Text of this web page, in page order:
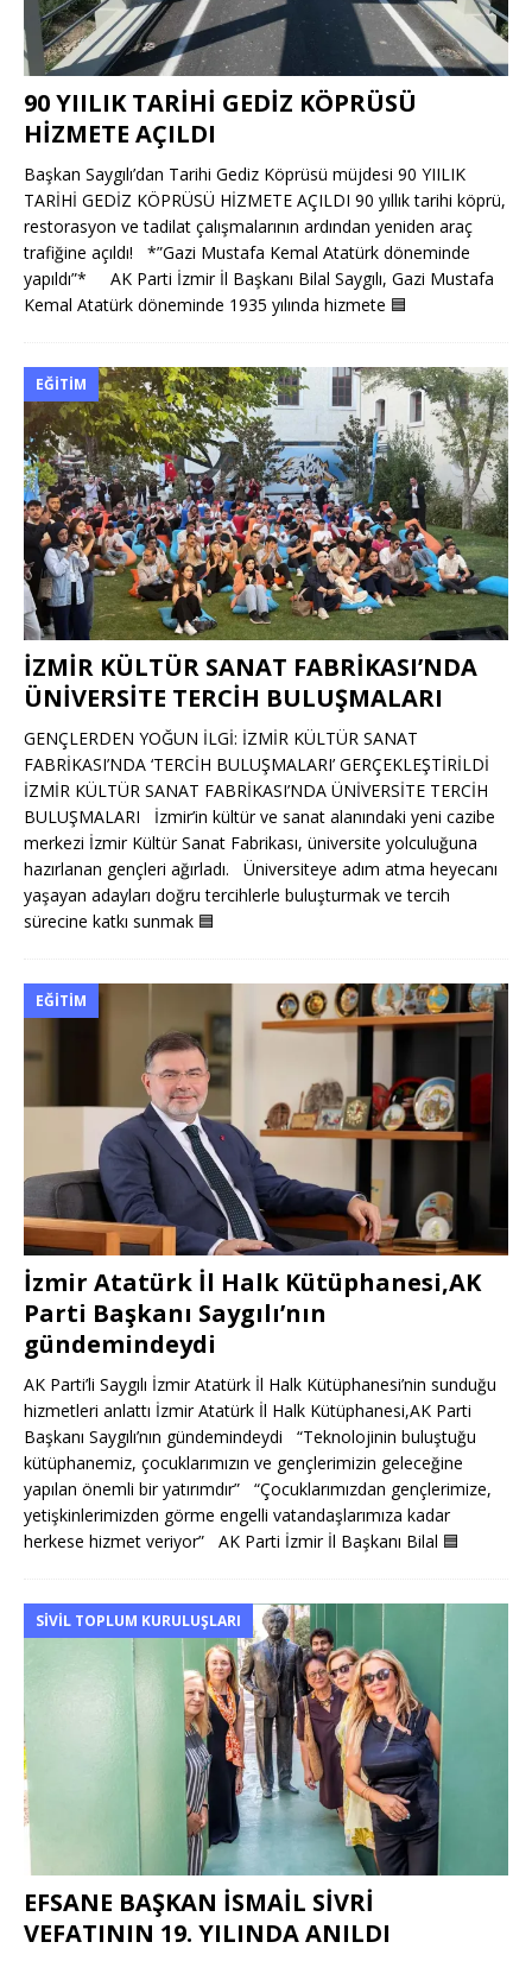
90 YIILIK TARİHİ GEDİZ KÖPRÜSÜ
HİZMETE AÇILDI
Başkan Saygılı’dan Tarihi Gediz Köprüsü müjdesi 90 YIILIK
TARİHİ GEDİZ KÖPRÜSÜ HİZMETE AÇILDI 90 yıllık tarihi köprü,
restorasyon ve tadilat çalışmalarının ardından yeniden araç
trafiğine açıldı! *”Gazi Mustafa Kemal Atatürk döneminde
yapıldı”* AK Parti İzmir İl Başkanı Bilal Saygılı, Gazi Mustafa
Kemal Atatürk döneminde 1935 yılında hizmete 🟦
EĞITIM
İZMİR KÜLTÜR SANAT FABRİKASI’NDA
ÜNİVERSİTE TERCİH BULUŞMALARI
GENÇLERDEN YOĞUN İLGİ: İZMİR KÜLTÜR SANAT
FABRİKASI’NDA ‘TERCİH BULUŞMALARI’ GERÇEKLEŞTİRİLDİ
İZMİR KÜLTÜR SANAT FABRİKASI’NDA ÜNİVERSİTE TERCİH
BULUŞMALARI İzmir’in kültür ve sanat alanındaki yeni cazibe
merkezi İzmir Kültür Sanat Fabrikası, üniversite yolculuğuna
hazırlanan gençleri ağırladı. Üniversiteye adım atma heyecanı
yaşayan adayları doğru tercihlerle buluşturmak ve tercih
sürecine katkı sunmak 🟦
EĞITIM
İzmir Atatürk İl Halk Kütüphanesi,AK
Parti Başkanı Saygılı’nın
gündemindeydi
AK Parti’li Saygılı İzmir Atatürk İl Halk Kütüphanesi’nin sunduğu
hizmetleri anlattı İzmir Atatürk İl Halk Kütüphanesi,AK Parti
Başkanı Saygılı’nın gündemindeydi “Teknolojinin buluştuğu
kütüphanemiz, çocuklarımızın ve gençlerimizin geleceğine
yapılan önemli bir yatırımdır” “Çocuklarımızdan gençlerimize,
yetişkinlerimizden görme engelli vatandaşlarımıza kadar
herkese hizmet veriyor” AK Parti İzmir İl Başkanı Bilal 🟦
SIVIL TOPLUM KURULUŞLARI
EFSANE BAŞKAN İSMAİL SİVRİ
VEFATININ 19. YILINDA ANILDI